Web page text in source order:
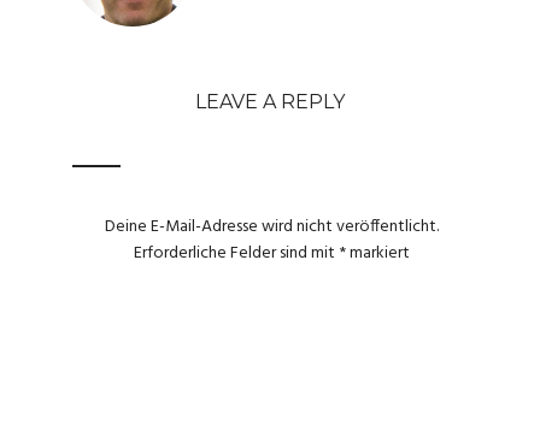
LEAVE A REPLY
Deine E-Mail-Adresse wird nicht veröffentlicht.
Erforderliche Felder sind mit *markiert